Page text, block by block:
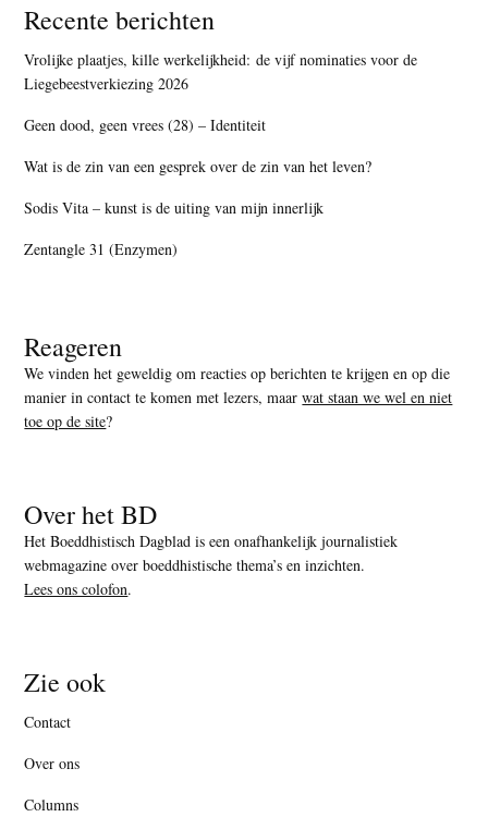
Recente berichten
Vrolijke plaatjes, kille werkelijkheid: de vijf nominaties voor de
Liegebeestverkiezing 2026
Geen dood, geen vrees (28) – Identiteit
Wat is de zin van een gesprek over de zin van het leven?
Sodis Vita – kunst is de uiting van mijn innerlijk
Zentangle 31 (Enzymen)
Reageren
We vinden het geweldig om reacties op berichten te krijgen en op die
manier in contact te komen met lezers, maarwat staan we wel en niet
toe op de site?
Over het BD
Het Boeddhistisch Dagblad is een onafhankelijk journalistiek
webmagazine over boeddhistische thema’s en inzichten.
Lees ons colofon.
Zie ook
Contact
Over ons
Columns